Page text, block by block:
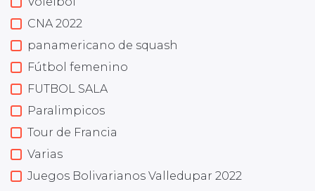
CNA 2022
panamericano de squash
Fútbol femenino
FUTBOL SALA
Paralimpicos
Tour de Francia
Varias
Juegos Bolivarianos Valledupar 2022